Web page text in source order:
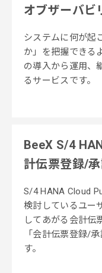
オブザーバビ
システムに何が起
か」を把握できる
の導入から運用、
るサービスです。
BeeX S/4
計伝票登録/
S/4 HANA Cloud
検討しているユー
してあがる会計伝
「会計伝票登録/
す。